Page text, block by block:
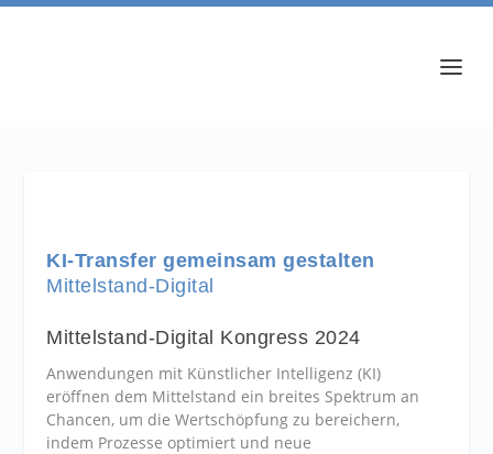
KI-Transfer gemeinsam gestalten
Mittelstand-Digital
Mittelstand-Digital Kongress 2024
Anwendungen mit Künstlicher Intelligenz (KI)
eröffnen dem Mittelstand ein breites Spektrum an
Chancen, um die Wertschöpfung zu bereichern,
indem Prozesse optimiert und neue